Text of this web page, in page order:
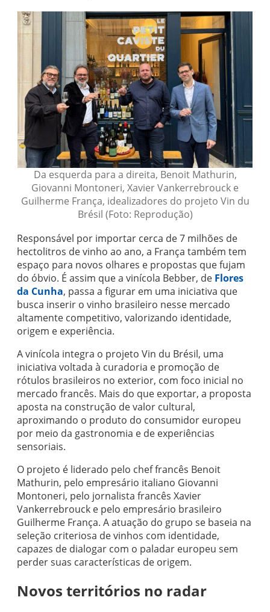
Da esquerda para a direita, Benoit Mathurin,
Giovanni Montoneri, Xavier Vankerrebrouck e
Guilherme França, idealizadores do projeto Vin du
Brésil (Foto: Reprodução)
Responsável por importar cerca de 7 milhões de
hectolitros de vinho ao ano, a França também tem
espaço para novos olhares e propostas que fujam
do óbvio. É assim que a vinícola Bebber, de Flores
da Cunha, passa a figurar em uma iniciativa que
busca inserir o vinho brasileiro nesse mercado
altamente competitivo, valorizando identidade,
origem e experiência.
A vinícola integra o projeto Vin du Brésil, uma
iniciativa voltada à curadoria e promoção de
rótulos brasileiros no exterior, com foco inicial no
mercado francês. Mais do que exportar, a proposta
aposta na construção de valor cultural,
aproximando o produto do consumidor europeu
por meio da gastronomia e de experiências
sensoriais.
O projeto é liderado pelo chef francês Benoit
Mathurin, pelo empresário italiano Giovanni
Montoneri, pelo jornalista francês Xavier
Vankerrebrouck e pelo empresário brasileiro
Guilherme França. A atuação do grupo se baseia na
seleção criteriosa de vinhos com identidade,
capazes de dialogar com o paladar europeu sem
perder suas características de origem.
Novos territórios no radar